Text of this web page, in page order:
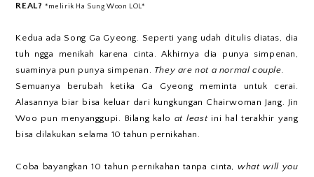
REAL? *melirik Ha Sung Woon LOL*
Kedua ada Song Ga Gyeong. Seperti yang udah ditulis diatas, dia
tuh ngga menikah karena cinta. Akhirnya dia punya simpenan,
suaminya pun punya simpenan. They are not a normal couple.
Semuanya berubah ketika Ga Gyeong meminta untuk cerai.
Alasannya biar bisa keluar dari kungkungan Chairwoman Jang. Jin
Woo pun menyanggupi. Bilang kalo at least ini hal terakhir yang
bisa dilakukan selama 10 tahun pernikahan.
Coba bayangkan 10 tahun pernikahan tanpa cinta, what will you